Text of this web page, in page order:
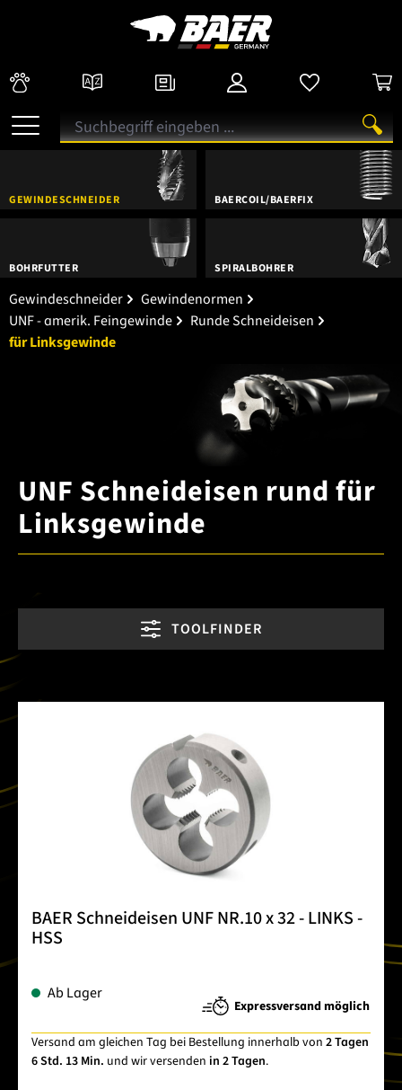
GEWINDESCHNEIDER BAERCOIL/BAERFIX
BOHRFUTTER SPIRALBOHRER
Gewindeschneider
Gewindenormen
UNF - amerik. Feingewinde
Runde Schneideisen
für Linksgewinde
UNF Schneideisen rund für
Linksgewinde
TOOLFINDER
BAER Schneideisen UNF NR.10 x 32 - LINKS -
HSS
Ab Lager
Expressversand möglich
Versand am gleichen Tag bei Bestellung innerhalb von 2 Tagen
6 Std. 13 Min. und wir versenden in 2 Tagen.